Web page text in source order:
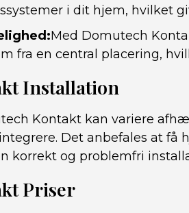
i dit hjem, hvilket
Med Domutech
fra en central placering,
Installation
Kontakt kan variere
Det anbefales at få
korrekt og problemfri
Priser